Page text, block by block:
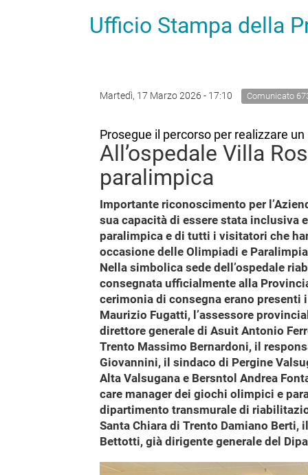
Ufficio Stampa della
Martedì, 17 Marzo 2026 - 17:10 Comunicato
Prosegue il percorso per realizzare
All’ospedale Villa
paralimpica
Importante riconoscimento per
sua capacità di essere stata
paralimpica e di tutti i visitatori che
occasione delle Olimpiadi e
Nella simbolica sede dell’ospedale
consegnata ufficialmente alla
cerimonia di consegna erano
Maurizio Fugatti, l’assessore
direttore generale di Asuit Antonio
Trento Massimo Bernardoni, il
Giovannini, il sindaco di Pergine
Alta Valsugana e Bersntol Andrea
care manager dei giochi olimpici e
dipartimento transmurale di
Santa Chiara di Trento Damiano
Bettotti, già dirigente generale del